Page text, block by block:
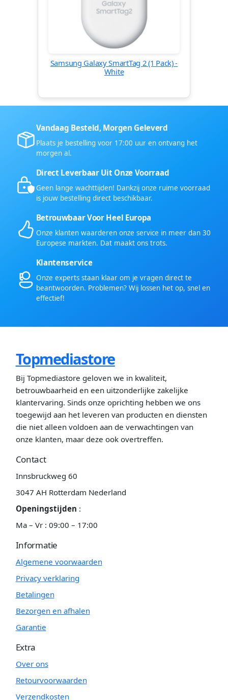
Samsung Galaxy SmartTag 2 (1 Pack) -
White
Vandaag Besteld, Morgen Geleverd
Plaats je bestelling voor 17:00 uur en ontvang het
morgen al.
Direct Leverbaar Uit Onze Voorraad
Geen lange wachttijden! Dankzij onze ruime voorraad
is jouw bestelling direct beschikbaar.
Betrouwbaar Voor Heel Europa
Onze klanten waarderen onze service in meer dan 30
Europese markten. Dat maakt ons trots.
Klantenservice
Onze experts staan klaar om je vragen direct te
beantwoorden. Problemen? Wij lossen het op, snel en
effectief!
Topmediastore
Bij Topmediastore geloven we in kwaliteit,
betrouwbaarheid en een uitzonderlijke zakelijke
klantervaring. Sinds onze oprichting hebben we ons
toegewijd aan het leveren van producten en diensten
die niet alleen voldoen aan de verwachtingen van
onze klanten, maar deze ook overtreffen.
Contact
Innsbruckweg 60
3047 AH Rotterdam Nederland
Openingstijden :
Ma – Vr : 09:00 – 17:00
Informatie
Algemene voorwaarden
Privacy verklaring
Betalingen
Bezorgen en afhalen
Garantie
Extra
Over ons
Retourvoorwaarden
Verzendkosten